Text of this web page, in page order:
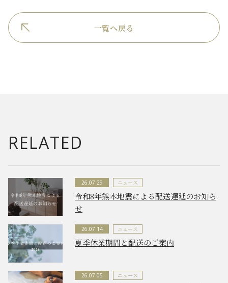
一覧へ戻る
RELATED
26.07.29 ニュース
令和8年熊本地震による配送遅延のお知ら
せ
26.07.14 ニュース
夏季休業期間と配送のご案内
26.07.05 ニュース